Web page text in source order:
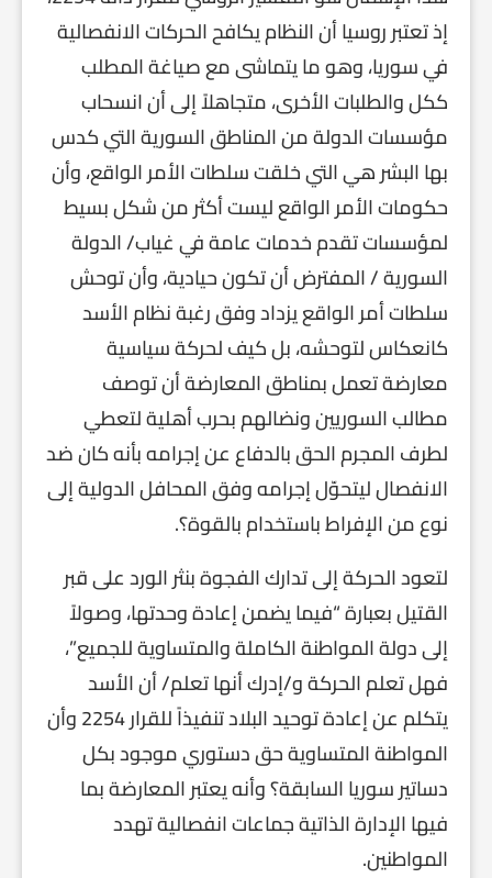
إذ تعتبر روسيا أن النظام يكافح الحركات الانفصالية
في سوريا، وهو ما يتماشى مع صياغة المطلب
ككل والطلبات الأخرى، متجاهلاً إلى أن انسحاب
مؤسسات الدولة من المناطق السورية التي كدس
بها البشر هي التي خلقت سلطات الأمر الواقع، وأن
حكومات الأمر الواقع ليست أكثر من شكل بسيط
لمؤسسات تقدم خدمات عامة في غياب/ الدولة
السورية / المفترض أن تكون حيادية، وأن توحش
سلطات أمر الواقع يزداد وفق رغبة نظام الأسد
كانعكاس لتوحشه، بل كيف لحركة سياسية
معارضة تعمل بمناطق المعارضة أن توصف
مطالب السوريين ونضالهم بحرب أهلية لتعطي
لطرف المجرم الحق بالدفاع عن إجرامه بأنه كان ضد
الانفصال ليتحوّل إجرامه وفق المحافل الدولية إلى
نوع من الإفراط باستخدام بالقوة؟.
لتعود الحركة إلى تدارك الفجوة بنثر الورد على قبر
القتيل بعبارة “فيما يضمن إعادة وحدتها، وصولاً
إلى دولة المواطنة الكاملة والمتساوية للجميع”،
فهل تعلم الحركة و/إدرك أنها تعلم/ أن الأسد
يتكلم عن إعادة توحيد البلاد تنفيذاً للقرار 2254 وأن
المواطنة المتساوية حق دستوري موجود بكل
دساتير سوريا السابقة؟ وأنه يعتبر المعارضة بما
فيها الإدارة الذاتية جماعات انفصالية تهدد
المواطنين.